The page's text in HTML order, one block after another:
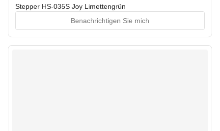
Stepper HS-035S Joy Limettengrün
Benachrichtigen Sie mich